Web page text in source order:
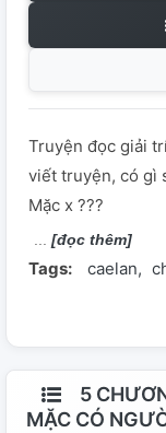
Truyện đọc giải
viết truyện, có gì
Mặc x ???
[đọc thêm]
Tags: caelan
5
MẶC CÓ